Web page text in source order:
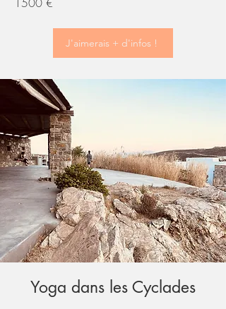
J'aimerais + d'infos !
Yoga dans les Cyclades